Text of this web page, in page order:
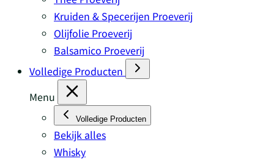
Kruiden & Specerijen Proeverij
Olijfolie Proeverij
Balsamico Proeverij
Volledige Producten
Menu
Volledige Producten
Bekijk alles
Whisky